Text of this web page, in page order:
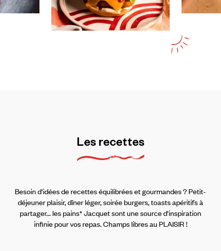
Les recettes
Besoin d'idées de recettes équilibrées et gourmandes ? Petit-
déjeuner plaisir, dîner léger, soirée burgers, toasts apéritifs à
partager... les pains* Jacquet sont une source d'inspiration
infinie pour vos repas. Champs libres au PLAISIR !